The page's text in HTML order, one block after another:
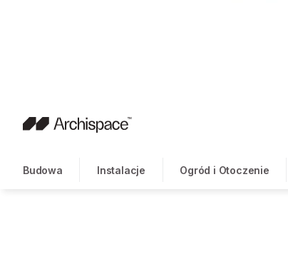
Budowa Instalacje Ogród i Otoczenie